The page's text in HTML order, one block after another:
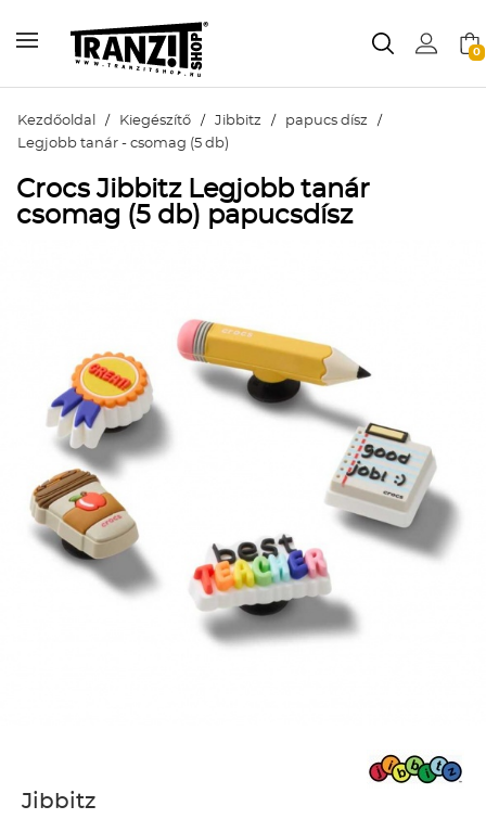
0
Kezdőoldal / Kiegészítő / Jibbitz / papucs dísz /
Legjobb tanár - csomag (5 db)
Crocs Jibbitz Legjobb tanár
csomag (5 db) papucsdísz
Jibbitz